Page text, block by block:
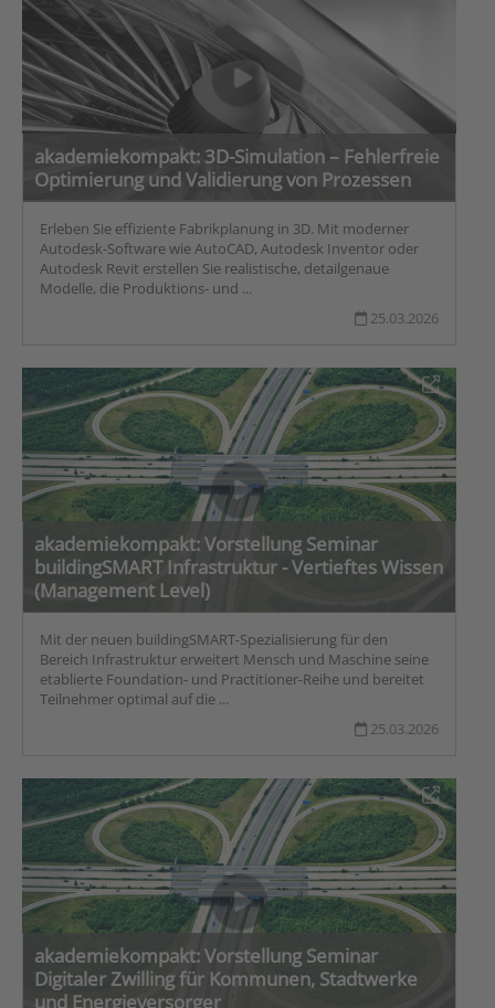
akademiekompakt: 3D-Simulation – Fehlerfreie
Optimierung und Validierung von Prozessen
Erleben Sie effiziente Fabrikplanung in 3D. Mit moderner
Autodesk-Software wie AutoCAD, Autodesk Inventor oder
Autodesk Revit erstellen Sie realistische, detailgenaue
Modelle, die Produktions- und ...
25.03.2026
akademiekompakt: Vorstellung Seminar
buildingSMART Infrastruktur - Vertieftes Wissen
(Management Level)
Mit der neuen buildingSMART‑Spezialisierung für den
Bereich Infrastruktur erweitert Mensch und Maschine seine
etablierte Foundation- und Practitioner‑Reihe und bereitet
Teilnehmer optimal auf die ...
25.03.2026
akademiekompakt: Vorstellung Seminar
Digitaler Zwilling für Kommunen, Stadtwerke
und Energieversorger